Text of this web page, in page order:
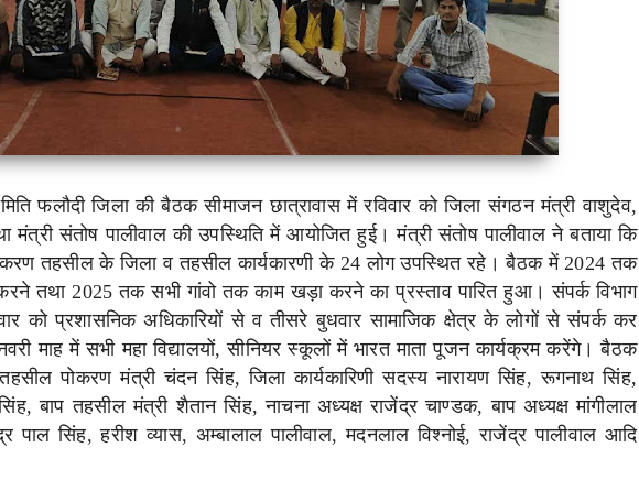
फलौदी जिला की बैठक सीमाजन छात्रावास में रविवार को जिला संगठन मंत्री वाशुदेव,
संतोष पालीवाल की उपस्थिति में आयोजित हुई। मंत्री संतोष पालीवाल ने बताया कि
तहसील के जिला व तहसील कार्यकारणी के 24 लोग उपस्थित रहे। बैठक में 2024 तक
तथा 2025 तक सभी गांवो तक काम खड़ा करने का प्रस्ताव पारित हुआ। संपर्क विभाग
को प्रशासनिक अधिकारियों से व तीसरे बुधवार सामाजिक क्षेत्र के लोगों से संपर्क कर
माह में सभी महा विद्यालयों, सीनियर स्कूलों में भारत माता पूजन कार्यक्रम करेंगे। बैठक
पोकरण मंत्री चंदन सिंह, जिला कार्यकारिणी सदस्य नारायण सिंह, रूगनाथ सिंह,
बाप तहसील मंत्री शैतान सिंह, नाचना अध्यक्ष राजेंद्र चाण्डक, बाप अध्यक्ष मांगीलाल
पाल सिंह, हरीश व्यास, अम्बालाल पालीवाल, मदनलाल विश्नोई, राजेंद्र पालीवाल आदि